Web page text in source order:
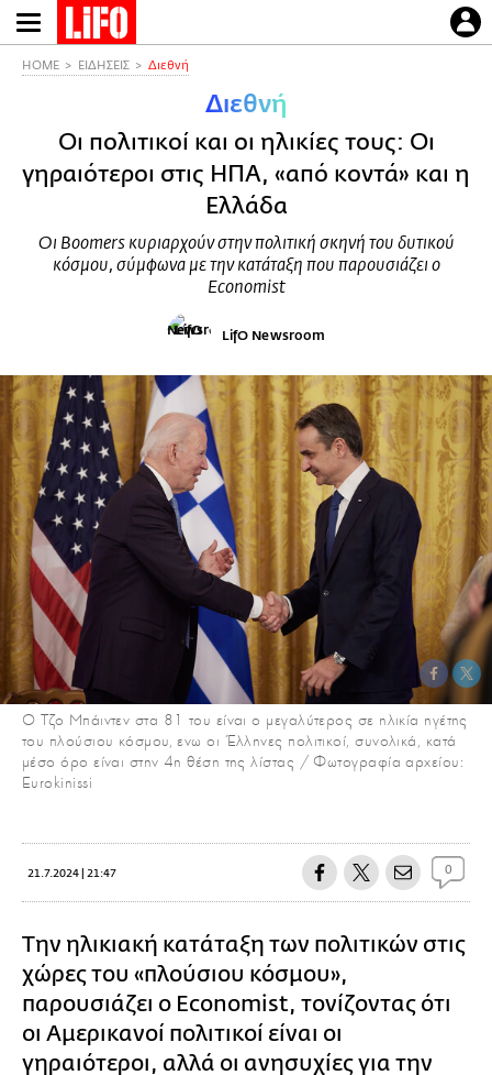
Παράκαμψη
προς
HOME ΕΙΔΗΣΕΙΣ Διεθνή
Διεθνή
Οι πολιτικοί και οι ηλικίες τους: Οι
γηραιότεροι στις ΗΠΑ, «από κοντά» και η
Ελλάδα
Οι Boomers κυριαρχούν στην πολιτική σκηνή του δυτικού
κόσμου, σύμφωνα με την κατάταξη που παρουσιάζει ο
Economist
LifO Newsroom
Ο Τζο Μπάιντεν στα 81 του είναι ο μεγαλύτερος σε ηλικία ηγέτης
του πλούσιου κόσμου, ενω οι Έλληνες πολιτικοί, συνολικά, κατά
μέσο όρο είναι στην 4η θέση της λίστας / Φωτογραφία αρχείου:
Eurokinissi
21.7.2024 | 21:47 0
Την ηλικιακή κατάταξη των πολιτικών στις
χώρες του «πλούσιου κόσμου»,
παρουσιάζει ο Economist, τονίζοντας ότι
οι Αμερικανοί πολιτικοί είναι οι
γηραιότεροι, αλλά οι ανησυχίες για την